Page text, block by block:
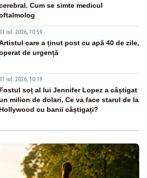
Cum se simte medicul
31 iul. 2026, 10:59
care a ținut post cu apă 40 de zile,
de urgență
31 iul. 2026, 10:19
Fostul soț al lui Jennifer Lopez a câștigat
milion de dolari. Ce va face starul de la
Hollywood cu banii câștigați?